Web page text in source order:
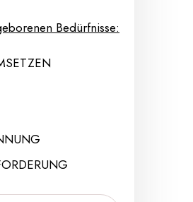
Bedürfnisse: